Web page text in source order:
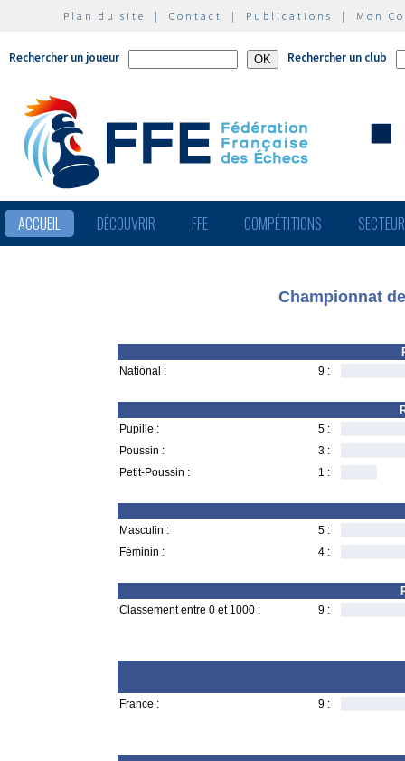
Plan du site | Contact | Publications | Mon
Rechercher un joueur Rechercher un club
ACCUEIL DÉCOUVRIR FFE COMPÉTITIONS
Championnat
National :
9 :
Pupille :
5 :
Poussin :
3 :
Petit-Poussin :
1 :
Masculin :
5 :
Féminin :
4 :
Classement entre 0 et 1000 :
9 :
France : 9 :